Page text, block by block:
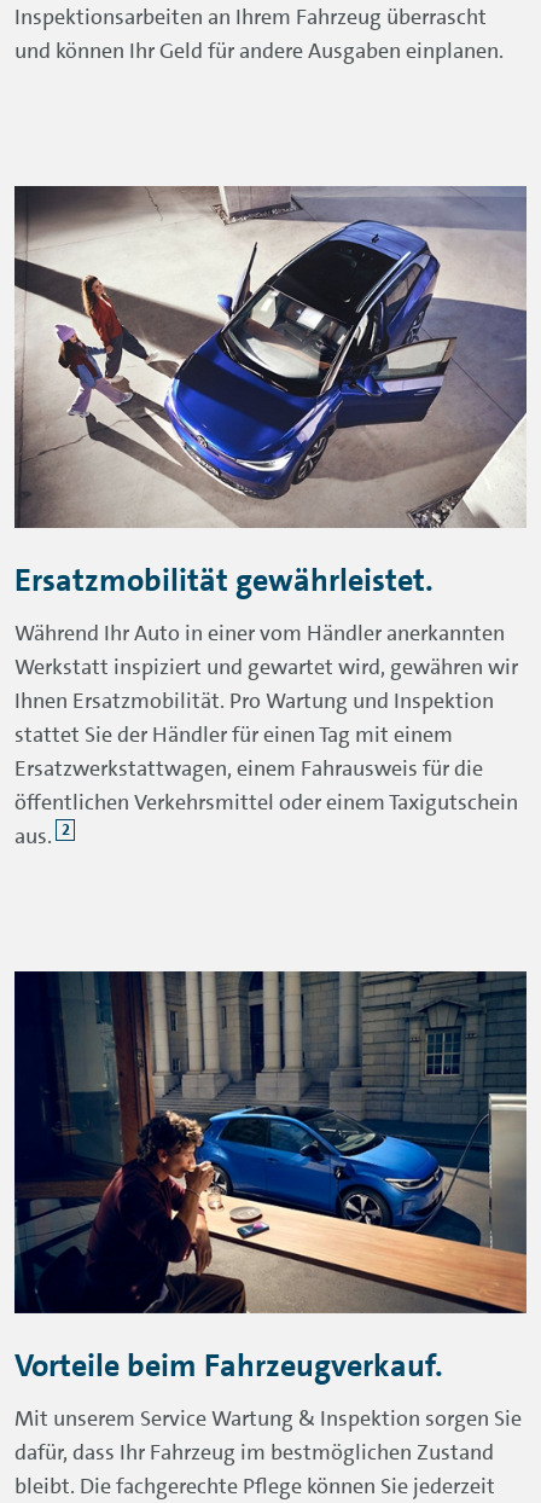
Inspektionsarbeiten an Ihrem Fahrzeug überrascht
und können Ihr Geld für andere Ausgaben einplanen.
Ersatzmobilität gewährleistet.
Während Ihr Auto in einer vom Händler anerkannten
Werkstatt inspiziert und gewartet wird, gewähren wir
Ihnen Ersatzmobilität. Pro Wartung und Inspektion
stattet Sie der Händler für einen Tag mit einem
Ersatzwerkstattwagen, einem Fahrausweis für die
öffentlichen Verkehrsmittel oder einem Taxigutschein
aus. 2
Vorteile beim Fahrzeugverkauf.
Mit unserem Service Wartung & Inspektion sorgen Sie
dafür, dass Ihr Fahrzeug im bestmöglichen Zustand
bleibt. Die fachgerechte Pflege können Sie jederzeit